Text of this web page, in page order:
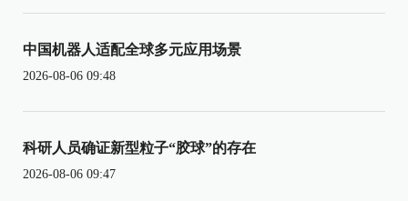
中国机器人适配全球多元应用场景
2026-08-06 09:48
科研人员确证新型粒子“胶球”的存在
2026-08-06 09:47